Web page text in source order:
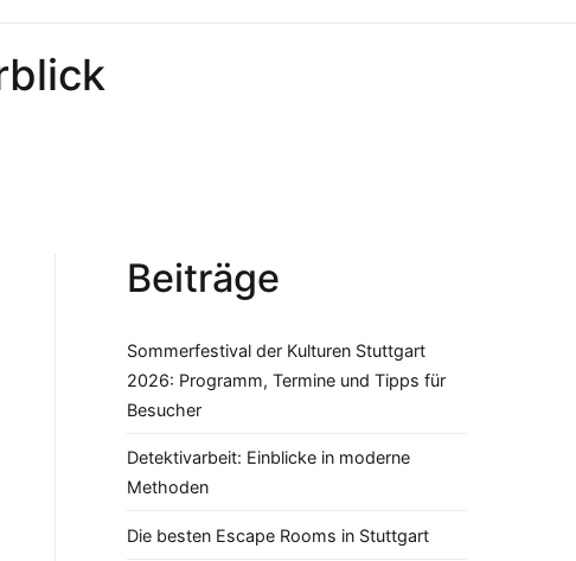
Beiträge
Sommerfestival der Kulturen Stuttgart
2026: Programm, Termine und Tipps für
Besucher
Detektivarbeit: Einblicke in moderne
Methoden
Die besten Escape Rooms in Stuttgart